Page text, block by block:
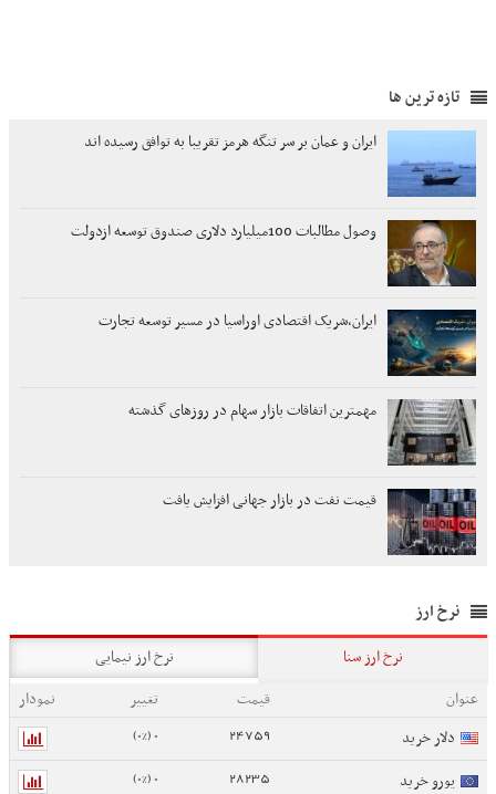
تازه ترین ها
ایران و عمان بر سر تنگه هرمز تقریبا به توافق رسیده اند
وصول مطالبات 100میلیارد دلاری صندوق توسعه ازدولت
ایران،شریک اقتصادی اوراسیا در مسیر توسعه تجارت
مهمترین اتفاقات بازار سهام در روزهای گذشته
قیمت نفت در بازار جهانی افزایش یافت
نرخ ارز
نرخ ارز سنا
نرخ ارز نیمایی
عنوان
قیمت تغییر
نمودار
دلار خرید
24759
0 (0%)
یورو خرید 28235
0 (0%)